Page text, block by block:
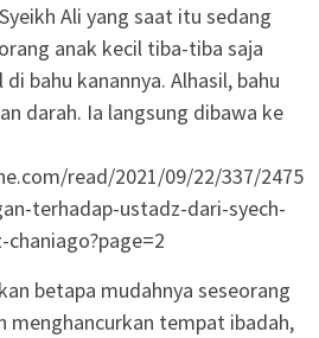
Ali yang saat itu sedang
anak kecil tiba-tiba saja
bahu kanannya. Alhasil, bahu
darah. Ia langsung dibawa ke
read/2021/09/22/337/2475
terhadap-ustadz-dari-syech-
betapa mudahnya seseorang
menghancurkan tempat ibadah,